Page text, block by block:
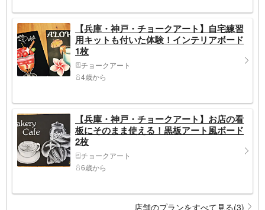
【兵庫・神戸・チョークアート】自宅練習
用キットも付いた体験！インテリアボード
1枚
チョークアート
4歳から
【兵庫・神戸・チョークアート】お店の看
板にそのまま使える！黒板アート風ボード
2枚
チョークアート
6歳から
店舗のプランをすべて見る(3)